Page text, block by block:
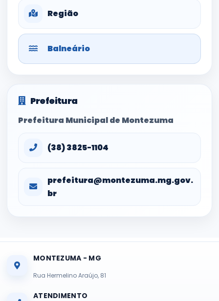
Região
Balneário
Prefeitura
Prefeitura Municipal de Montezuma
(38) 3825-1104
prefeitura@montezuma.mg.gov.
br
MONTEZUMA - MG
Rua Hermelino Araújo, 81
ATENDIMENTO